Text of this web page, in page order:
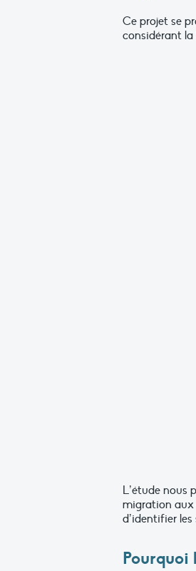
Ce projet se
considérant
L’étude nous
migration aux
d’identifier
Pourquoi